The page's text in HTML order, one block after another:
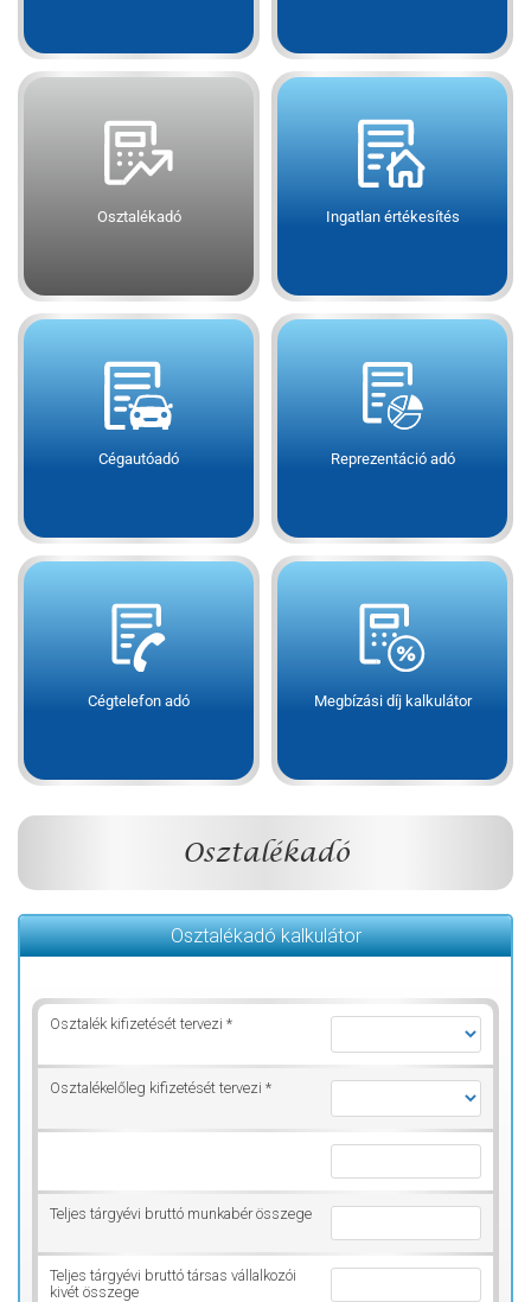
Osztalékadó Ingatlan értékesítés
Cégautóadó Reprezentáció adó
Cégtelefon adó Megbízási díj kalkulátor
Osztalékadó
Osztalékadó kalkulátor
Osztalék kifizetését tervezi *
Osztalékelőleg kifizetését tervezi *
Teljes tárgyévi bruttó munkabér összege
Teljes tárgyévi bruttó társas vállalkozói
kivét összege